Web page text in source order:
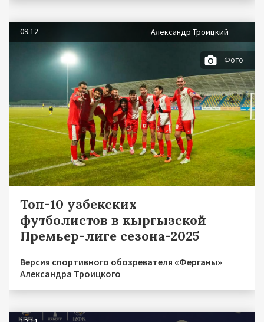
09.12 Александр Троицкий
Фото
Топ-10 узбекских
футболистов в кыргызской
Премьер-лиге сезона-2025
Версия спортивного обозревателя «Ферганы»
Александра Троицкого